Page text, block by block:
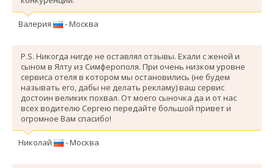
Валерия - Москва
P.S. Никогда нигде не оставлял отзывы. Ехали с женой и
сыном в Ялту из Симферополя. При очень низком уровне
сервиса отеля в котором мы остановились (не будем
называть его, дабы не делать рекламу) ваш сервис
достоин великих похвал. От моего сыночка да и от нас
всех водителю Сергею передайте большой привет и
огромное Вам спасибо!
Николай - Москва